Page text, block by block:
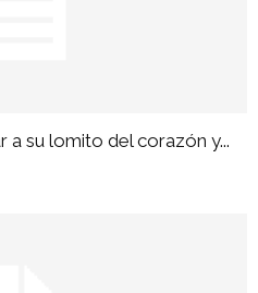
a su lomito del corazón y...